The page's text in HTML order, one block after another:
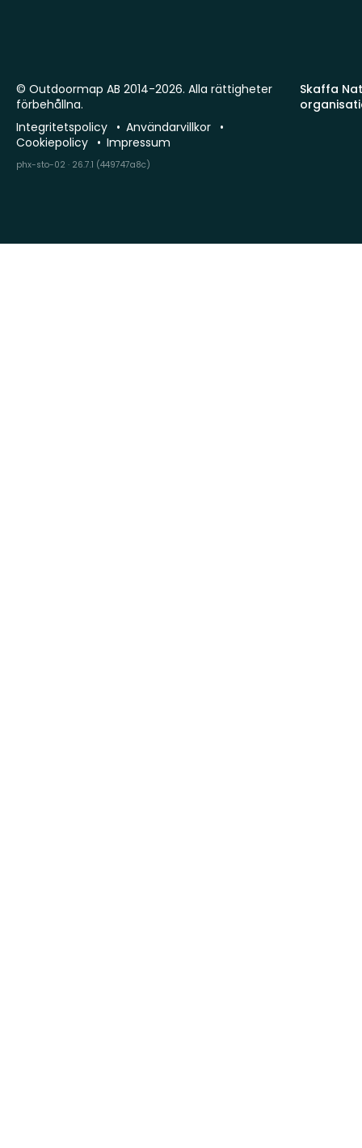
Skaffa
© Outdoormap AB 2014-2026. Alla rättigheter
förbehållna.
Integritetspolicy
Användarvillkor
Cookiepolicy
Impressum
phx-sto-02 · 26.7.1 (449747a8c)